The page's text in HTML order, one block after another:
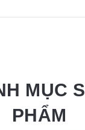
MỤC
PHẨM